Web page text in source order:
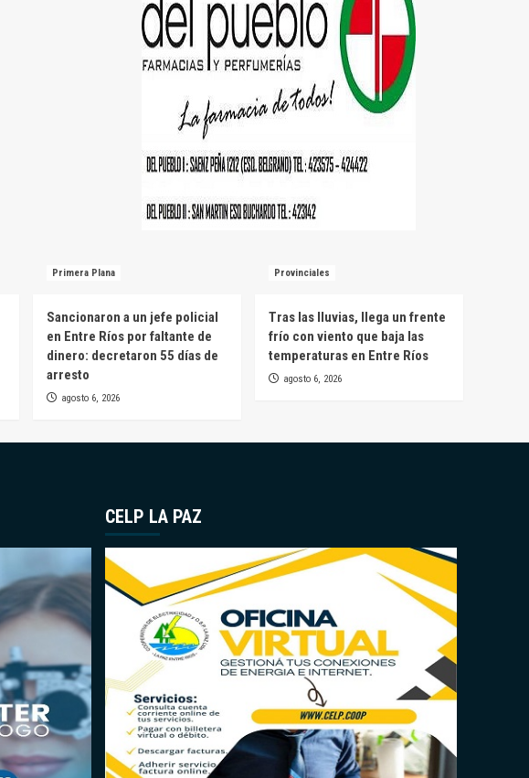
Primera Plana
Sancionaron a un jefe policial
en Entre Ríos por faltante de
dinero: decretaron 55 días de
arresto
agosto 6, 2026
Provinciales
Tras las lluvias, llega un frente
frío con viento que baja las
temperaturas en Entre Ríos
agosto 6, 2026
CELP LA PAZ